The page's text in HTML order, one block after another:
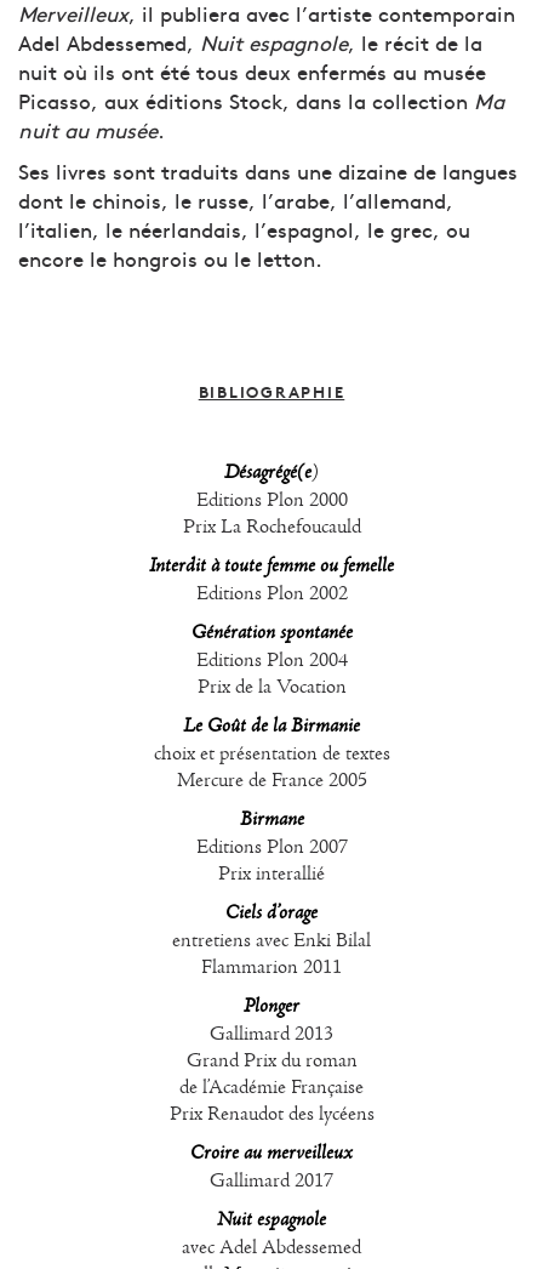
Merveilleux, il publiera avec l’artiste contemporain
Adel Abdessemed, Nuit espagnole, le récit de la
nuit où ils ont été tous deux enfermés au musée
Picasso, aux éditions Stock, dans la collection Ma
nuit au musée.
Ses livres sont traduits dans une dizaine de langues
dont le chinois, le russe, l’arabe, l’allemand,
l’italien, le néerlandais, l’espagnol, le grec, ou
encore le hongrois ou le letton.
BIBLIOGRAPHIE
Désagrégé(e)
Editions Plon 2000
Prix La Rochefoucauld
Interdit à toute femme ou femelle
Editions Plon 2002
Génération spontanée
Editions Plon 2004
Prix de la Vocation
Le Goût de la Birmanie
choix et présentation de textes
Mercure de France 2005
Birmane
Editions Plon 2007
Prix interallié
Ciels d’orage
entretiens avec Enki Bilal
Flammarion 2011
Plonger
Gallimard 2013
Grand Prix du roman
de l’Académie Française
Prix Renaudot des lycéens
Croire au merveilleux
Gallimard 2017
Nuit espagnole
avec Adel Abdessemed